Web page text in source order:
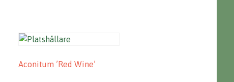
Aconitum ’Red Wine’